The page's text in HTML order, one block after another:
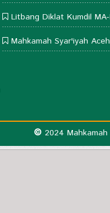
Litbang Diklat Kumdil MA-
Mahkamah Syar'iyah Aceh
© 2024